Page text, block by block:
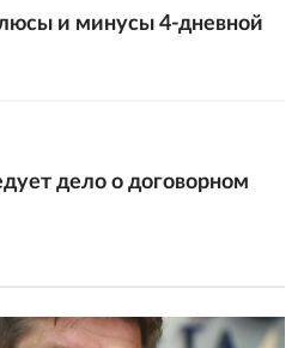
и минусы 4-дневной
дело о договорном